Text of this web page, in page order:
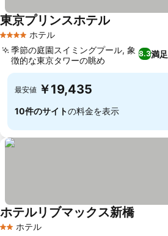
4 ホテルのランク
ホテル
東京プリンスホテル
8.3満足
季節の庭園スイミングプール, 象
徴的な東京タワーの眺め
最安値 ￥19,435
10件のサイトの料金を表示
2 ホテルのランク
ホテル
ホテルリブマックス新橋